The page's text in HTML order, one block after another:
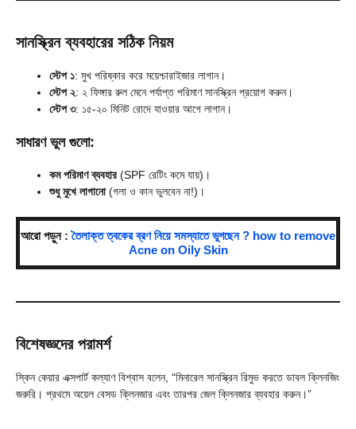
সানস্ক্রিন ব্যবহারের সঠিক নিয়ম
স্টেপ ১: মুখ পরিষ্কার করে ময়েশ্চারাইজার লাগান।
স্টেপ২: ২ ফিঙ্গার রুল মেনে পর্যাপ্ত পরিমাণ সানস্ক্রিন প্রয়োগ করুন।
স্টেপ ৩: ১৫-২০ মিনিট রোদে যাওয়ার আগে লাগান।
সাধারণ ভুল গুলো:
কম পরিমাণ ব্যবহার (SPF রেটিং কমে যায়)।
শুধু মুখে লাগানো(গলা ও কান ভুলবেন না!)।
আরো পড়ুন :তৈলাক্ত ত্বকের ব্রণ নিয়ে সমস্যাতে ভুগছেন ? how to remove
Acne on Oily Skin
বিশেষজ্ঞদের পরামর্শ
স্কিন কেয়ার এক্সপার্ট কল্যাণ বিশ্বাস বলেন, “মিনারেল সানস্ক্রিন রিমুভ করতে ডাবল ক্লিনজিং
জরুরি। প্রথমে অয়েল বেসড ক্লিনজার এবং তারপর জেল ক্লিনজার ব্যবহার করুন।”